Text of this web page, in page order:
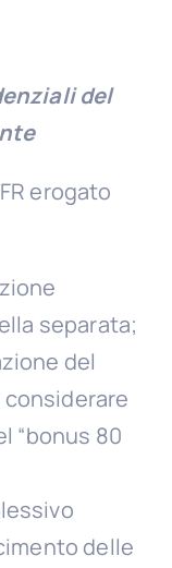
del
erogato
separata;
del
“bonus 80
delle